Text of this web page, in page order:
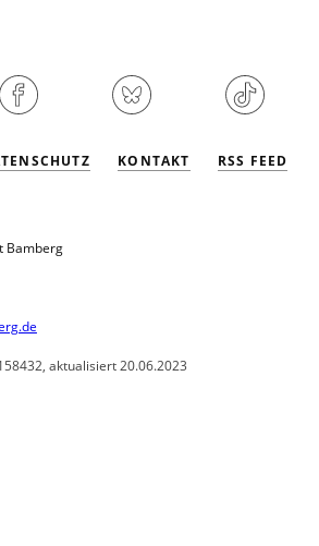
KONTAKT RSS FEED
Bamberg
aktualisiert 20.06.2023